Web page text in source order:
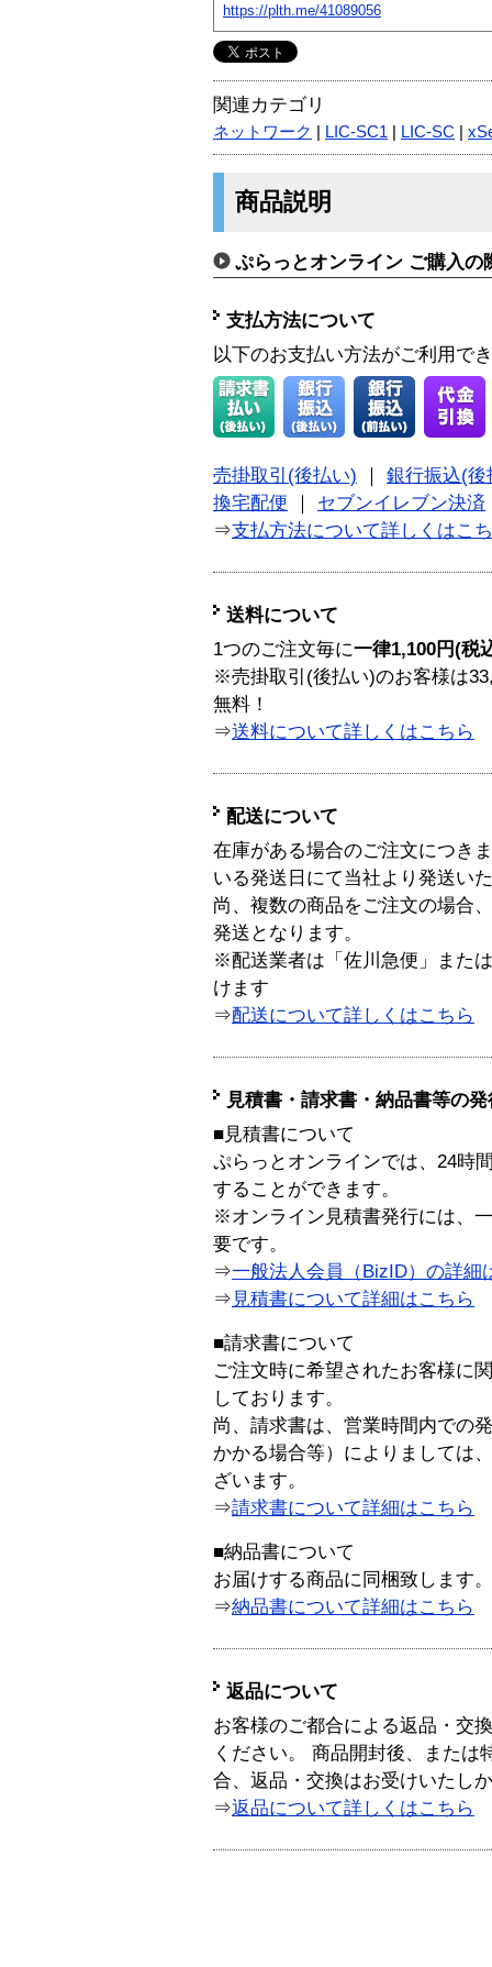
https://plth.me/41089056
関連カテゴリ
ネットワーク LIC-SC1 LIC-SC
商品説明
ぷらっとオンライン ご購入の
支払方法について
以下のお支払い方法がご利用で
売掛取引(後払い)
銀行振込(後
換宅配便
セブンイレブン決済
⇒支払方法について詳しくはこ
送料について
1つのご注文毎に一律1,100円(税
※売掛取引(後払い)のお客様は
無料！
⇒送料について詳しくはこちら
配送について
在庫がある場合のご注文につき
いる発送日にて当社より発送い
尚、複数の商品をご注文の場合
発送となります。
※配送業者は「佐川急便」また
けます
⇒配送について詳しくはこちら
見積書・請求書・納品書等の
■見積書について
ぷらっとオンラインでは、24時
することができます。
※オンライン見積書発行には、
要です。
⇒一般法人会員（BizID）の詳細
⇒ 見積書について詳細はこちら
■請求書について
ご注文時に希望されたお客様に
しております。
尚、請求書は、営業時間内での
かかる場合等）によりましては
ざいます。
⇒請求書について詳細はこちら
■納品書について
お届けする商品に同梱致します。
⇒納品書について詳細はこちら
返品について
お客様のご都合による返品・交
ください。 商品開封後、または
合、返品・交換はお受けいたし
⇒返品について詳しくはこちら